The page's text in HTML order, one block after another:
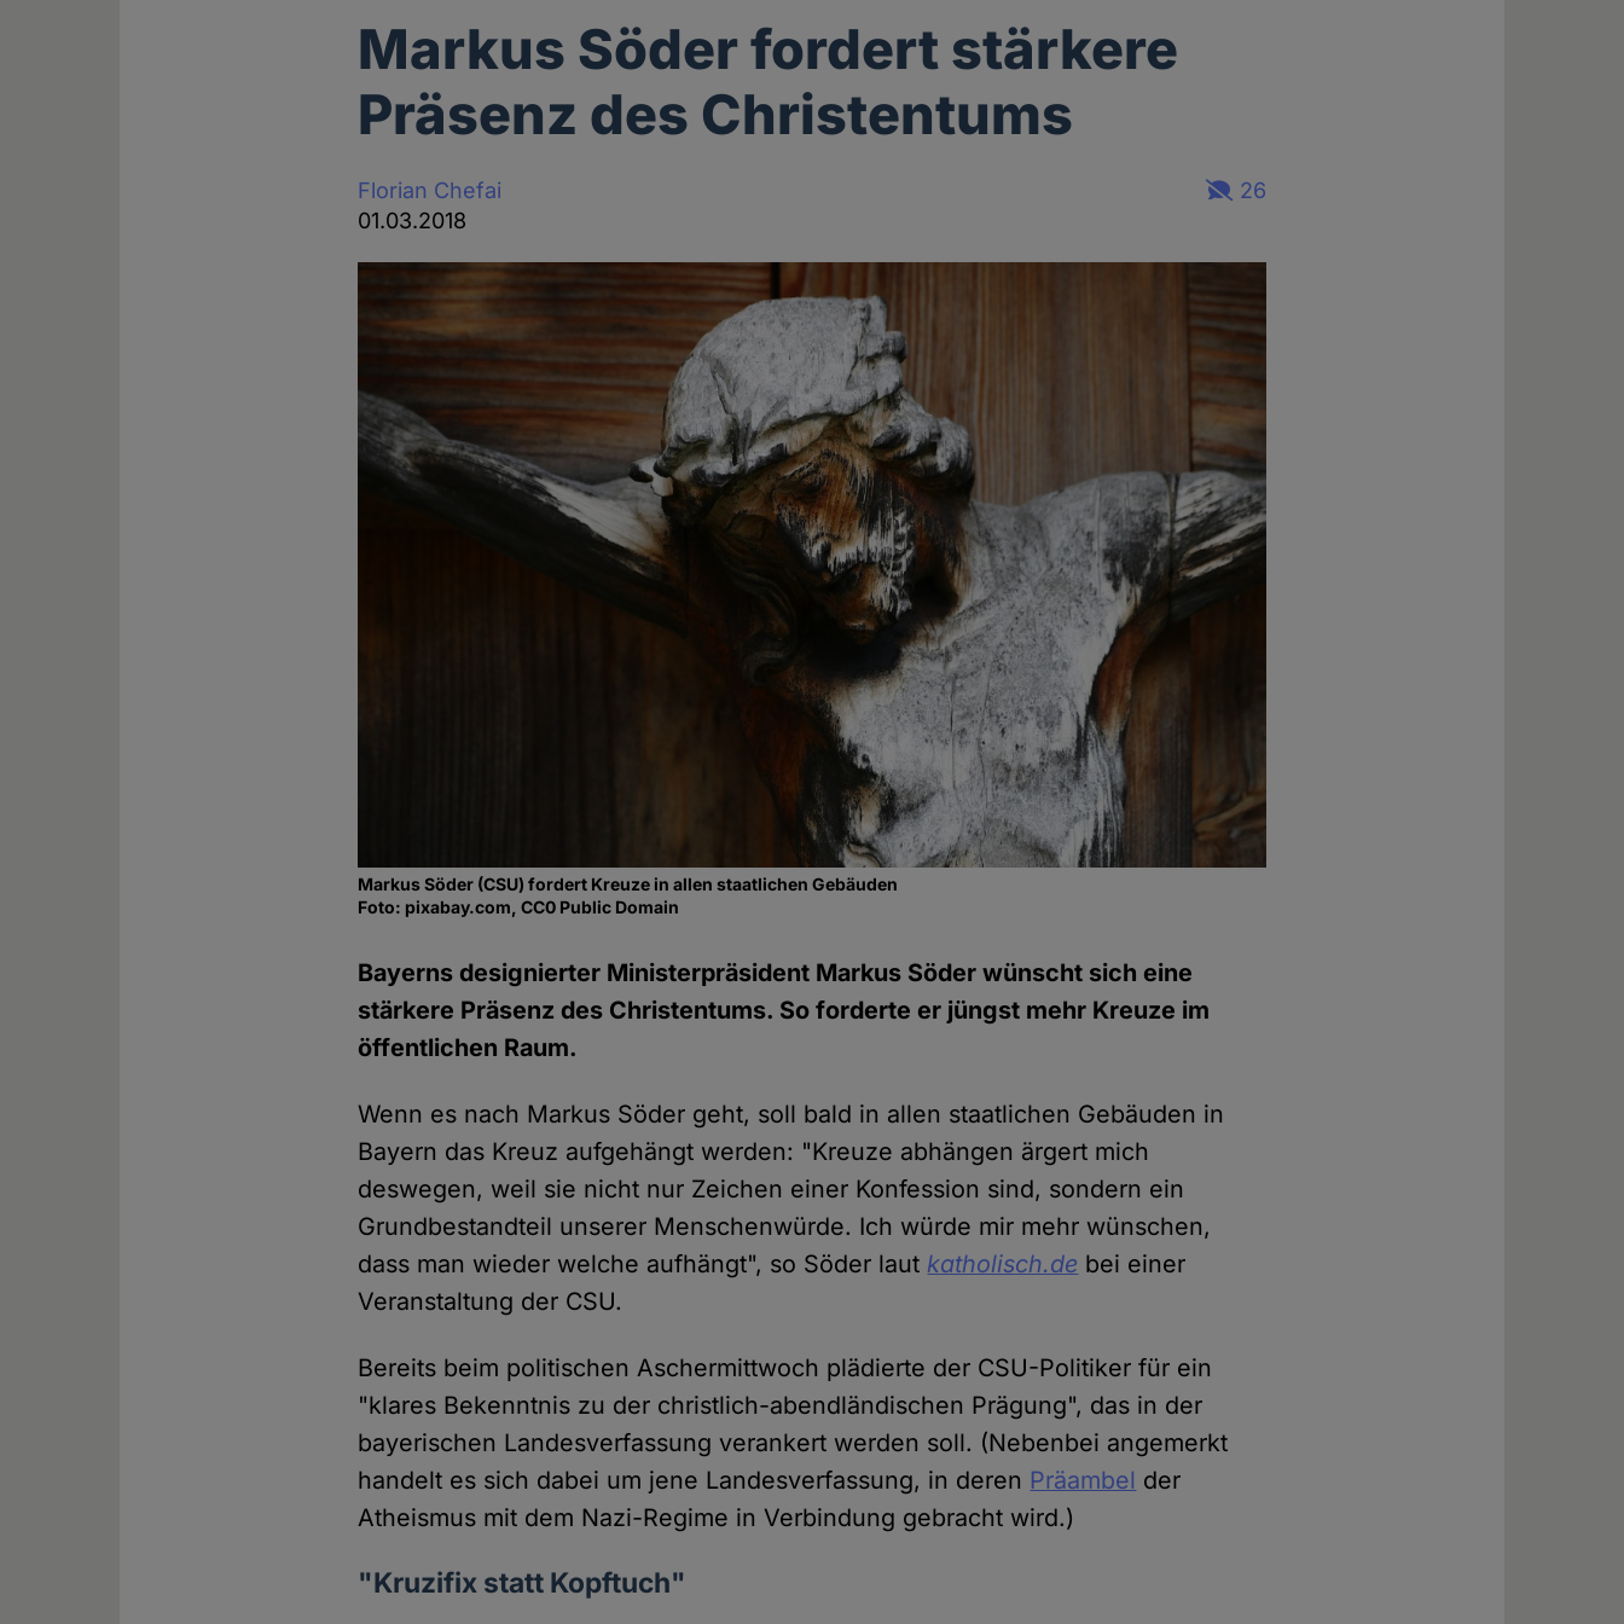
Markus Söder fordert stärkere
Präsenz des Christentums
Florian Chefai
01.03.2018
26
Markus Söder (CSU) fordert Kreuze in allen staatlichen Gebäuden
Foto: pixabay.com, CC0 Public Domain
Bayerns designierter Ministerpräsident Markus Söder wünscht sich eine
stärkere Präsenz des Christentums. So forderte er jüngst mehr Kreuze im
öffentlichen Raum.
Wenn es nach Markus Söder geht, soll bald in allen staatlichen Gebäuden in
Bayern das Kreuz aufgehängt werden: "Kreuze abhängen ärgert mich
deswegen, weil sie nicht nur Zeichen einer Konfession sind, sondern ein
Grundbestandteil unserer Menschenwürde. Ich würde mir mehr wünschen,
dass man wieder welche aufhängt", so Söder laut katholisch.de bei einer
Veranstaltung der CSU.
Bereits beim politischen Aschermittwoch plädierte der CSU-Politiker für ein
"klares Bekenntnis zu der christlich-abendländischen Prägung", das in der
bayerischen Landesverfassung verankert werden soll. (Nebenbei angemerkt
handelt es sich dabei um jene Landesverfassung, in deren Präambel der
Atheismus mit dem Nazi-Regime in Verbindung gebracht wird.)
"Kruzifix statt Kopftuch"